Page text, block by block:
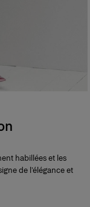
habillées et les
de l’élégance et